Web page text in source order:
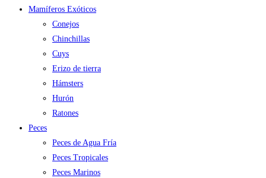
Mamíferos Exóticos
Conejos
Chinchillas
Cuys
Erizo de tierra
Hámsters
Hurón
Ratones
Peces
Peces de Agua Fría
Peces Tropicales
Peces Marinos